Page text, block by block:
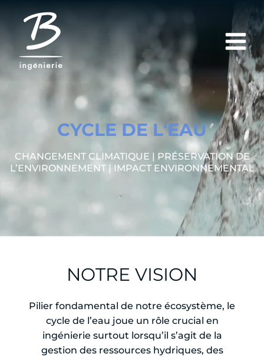
CYCLE DE L'EAU
CHANGEMENT CLIMATIQUE | PRÉSERVATION DE
L’ENVIRONNEMENT | IMPACT ENVIRONNEMENTAL
NOTRE VISION
Pilier fondamental de notre écosystème, le
cycle de l’eau joue un rôle crucial en
ingénierie surtout lorsqu’il s’agit de la
gestion des ressources hydriques, des